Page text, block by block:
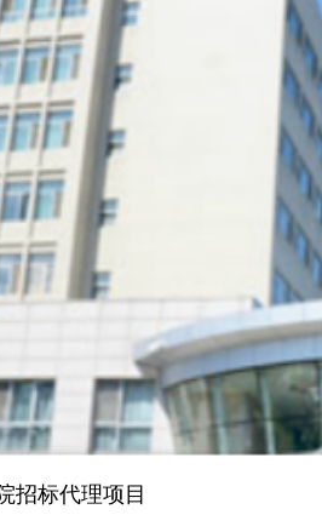
招标代理项目